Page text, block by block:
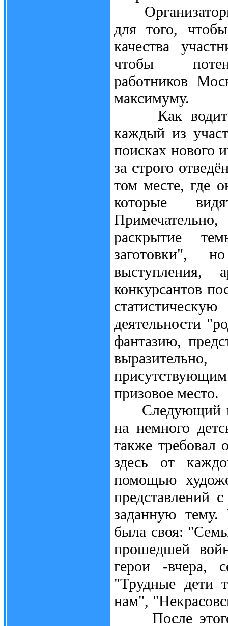
для того,
качества
чтобы
работников
максимуму.
Как водится,
каждый из
поисках нового
за строго
том месте, где
которые
раскрытие
заготовки",
выступления,
конкурсантов
деятельности
фантазию,
призовое место.
Следующий
на немного
также требовал
здесь от
помощью
представлений
заданную тему.
была своя:
прошедшей
герои -вчера,
"Трудные дети
нам",
После этого